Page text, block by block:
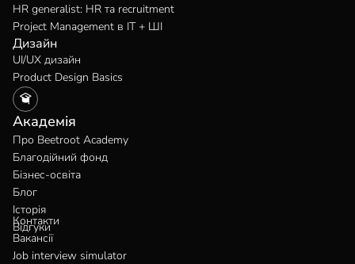
HR generalist: HR та recruitment
Project Management в IT + ШІ
Дизайн
UI/UX дизайн
Product Design Basics
Академія
Про Beetroot Academy
Благодійний фонд
Бізнес-освіта
Блог
Історія
Відгуки
Контакти
Вакансії
Job interview simulator